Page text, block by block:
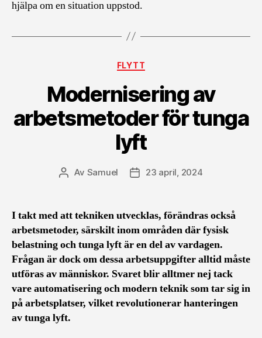
hjälpa om en situation uppstod.
Kategorier
FLYTT
Modernisering av
arbetsmetoder för tunga
lyft
Inläggsförfattare
Av Samuel Inläggsdatum
23 april, 2024
I takt med att tekniken utvecklas, förändras också
arbetsmetoder, särskilt inom områden där fysisk
belastning och tunga lyft är en del av vardagen.
Frågan är dock om dessa arbetsuppgifter alltid måste
utföras av människor. Svaret blir alltmer nej tack
vare automatisering och modern teknik som tar sig in
på arbetsplatser, vilket revolutionerar hanteringen
av tunga lyft.